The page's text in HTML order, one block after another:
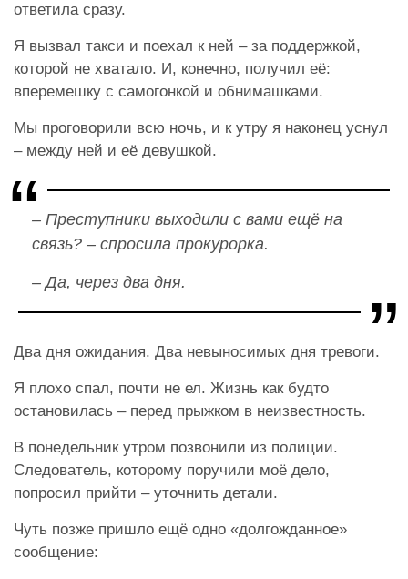
ответила сразу.
Я вызвал такси и поехал к ней – за поддержкой,
которой не хватало. И, конечно, получил её:
вперемешку с самогонкой и обнимашками.
Мы проговорили всю ночь, и к утру я наконец уснул
– между ней и её девушкой.
– Преступники выходили с вами ещё на
связь? – спросила прокурорка.
– Да, через два дня.
Два дня ожидания. Два невыносимых дня тревоги.
Я плохо спал, почти не ел. Жизнь как будто
остановилась – перед прыжком в неизвестность.
В понедельник утром позвонили из полиции.
Следователь, которому поручили моё дело,
попросил прийти – уточнить детали.
Чуть позже пришло ещё одно «долгожданное»
сообщение: